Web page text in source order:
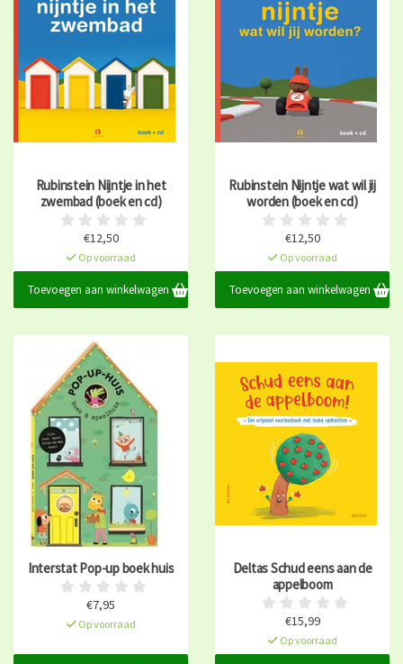
Rubinstein Nijntje in het
zwembad (boek en cd)
€12,50
Op voorraad
Toevoegen aan winkelwagen
Rubinstein Nijntje wat wil jij
worden (boek en cd)
€12,50
Op voorraad
Toevoegen aan winkelwagen
Interstat Pop-up boek huis
€7,95
Op voorraad
Deltas Schud eens aan de
appelboom
€15,99
Op voorraad